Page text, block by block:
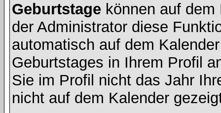
Geburtstage können auf
der Administrator diese
automatisch auf dem
Geburtstages in Ihrem Profil
Sie im Profil nicht das Jahr
nicht auf dem Kalender